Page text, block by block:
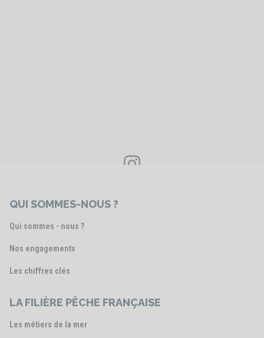
QUI SOMMES-NOUS ?
Qui sommes - nous ?
Nos engagements
Les chiffres clés
LA FILIÈRE PÊCHE FRANÇAISE
Les métiers de la mer